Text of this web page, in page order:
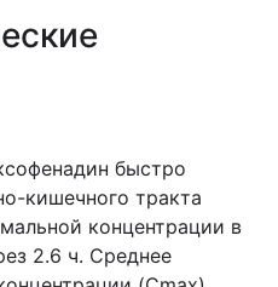
быстро
кишечного тракта
концентрации в
2.6 ч. Среднее